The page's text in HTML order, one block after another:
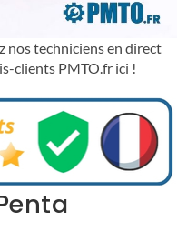
nos techniciens en direct
clients PMTO.fr ici !